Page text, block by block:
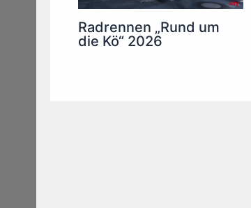
Radrennen „Rund um
die Kö“ 2026